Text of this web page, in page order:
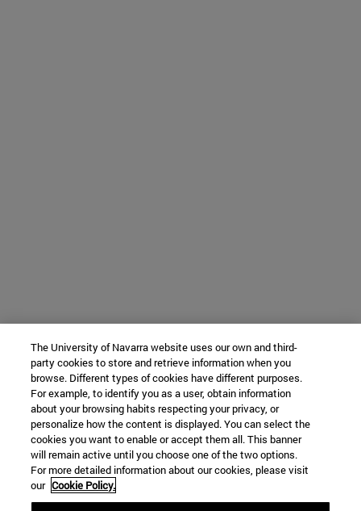
The University of Navarra website uses our own and third-
party cookies to store and retrieve information when you
browse. Different types of cookies have different purposes.
For example, to identify you as a user, obtain information
about your browsing habits respecting your privacy, or
personalize how the content is displayed. You can select the
cookies you want to enable or accept them all. This banner
will remain active until you choose one of the two options.
For more detailed information about our cookies, please visit
our Cookie Policy.